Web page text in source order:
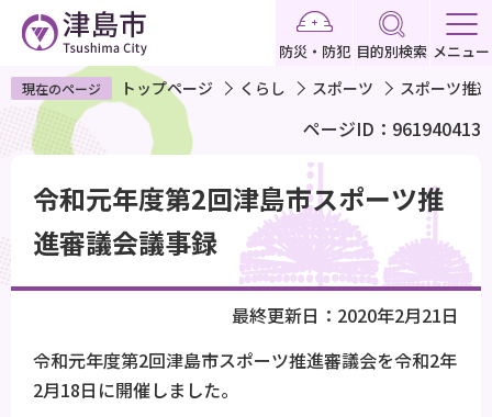
ペ
ー
ジ
で
す
防災・防犯 目的別検索 メニュー
現在のページ トップページ くらし スポーツ スポーツ推
ページID：961940413
か
令和元年度第2回津島市スポーツ推
進審議会議事録
最終更新日：2020年2月21日
令和元年度第2回津島市スポーツ推進審議会を令和2年
2月18日に開催しました。